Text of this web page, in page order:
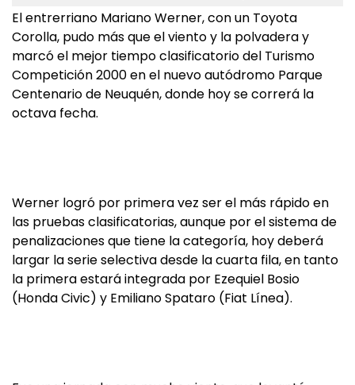
El entrerriano Mariano Werner, con un Toyota
Corolla, pudo más que el viento y la polvadera y
marcó el mejor tiempo clasificatorio del Turismo
Competición 2000 en el nuevo autódromo Parque
Centenario de Neuquén, donde hoy se correrá la
octava fecha.
Werner logró por primera vez ser el más rápido en
las pruebas clasificatorias, aunque por el sistema de
penalizaciones que tiene la categoría, hoy deberá
largar la serie selectiva desde la cuarta fila, en tanto
la primera estará integrada por Ezequiel Bosio
(Honda Civic) y Emiliano Spataro (Fiat Línea).